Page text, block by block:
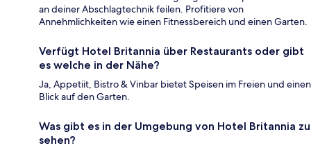
an deiner Abschlagtechnik feilen. Profitiere von
Annehmlichkeiten wie einen Fitnessbereich und einen Garten.
Verfügt Hotel Britannia über Restaurants oder gibt
es welche in der Nähe?
Ja, Appetiit, Bistro & Vinbar bietet Speisen im Freien und einen
Blick auf den Garten.
Was gibt es in der Umgebung von Hotel Britannia zu
sehen?